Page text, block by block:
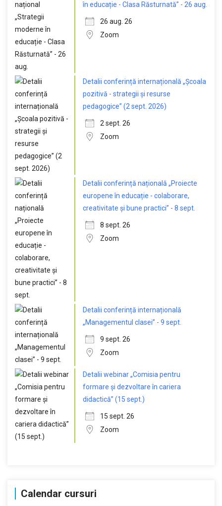
în educație - Clasa Răsturnată” - 26 aug.
26 aug. 26
Zoom
Detalii conferință internațională „Școala
pozitivă - strategii și resurse
pedagogice” (2 sept. 2026)
2 sept. 26
Zoom
Detalii conferință națională „Proiecte
europene în educație - colaborare,
creativitate și bune practici” - 8 sept.
8 sept. 26
Zoom
Detalii conferință internațională
„Managementul clasei” - 9 sept.
9 sept. 26
Zoom
Detalii webinar „Comisia pentru
formare și dezvoltare în cariera
didactică” (15 sept.)
15 sept. 26
Zoom
Calendar cursuri